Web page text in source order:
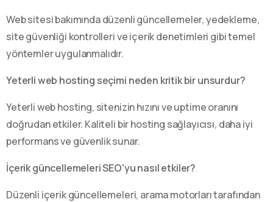
Web sitesi bakımında düzenli güncellemeler, yedekleme,
site güvenliği kontrolleri ve içerik denetimleri gibi temel
yöntemler uygulanmalıdır.
Yeterli web hosting seçimi neden kritik bir unsurdur?
Yeterli web hosting, sitenizin hızını ve uptime oranını
doğrudan etkiler. Kaliteli bir hosting sağlayıcısı, daha iyi
performans ve güvenlik sunar.
İçerik güncellemeleri SEO'yu nasıl etkiler?
Düzenli içerik güncellemeleri, arama motorları tarafından